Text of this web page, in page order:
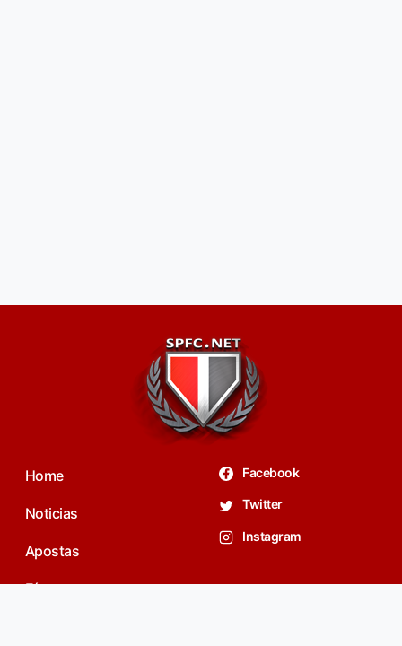
Home
Noticias
Apostas
Fórum
Facebook
Twitter
Instagram